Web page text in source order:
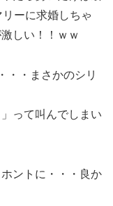
ーに求婚しちゃ
しい！！ｗｗ
・・まさかのシリ
って叫んでしまい
ントに・・・良か